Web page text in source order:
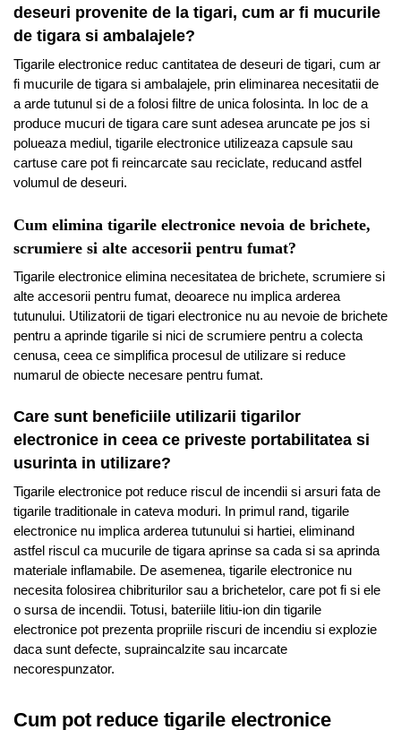
deseuri provenite de la tigari, cum ar fi mucurile
de tigara si ambalajele?
Tigarile electronice reduc cantitatea de deseuri de tigari, cum ar
fi mucurile de tigara si ambalajele, prin eliminarea necesitatii de
a arde tutunul si de a folosi filtre de unica folosinta. In loc de a
produce mucuri de tigara care sunt adesea aruncate pe jos si
polueaza mediul, tigarile electronice utilizeaza capsule sau
cartuse care pot fi reincarcate sau reciclate, reducand astfel
volumul de deseuri.
Cum elimina tigarile electronice nevoia de brichete,
scrumiere si alte accesorii pentru fumat?
Tigarile electronice elimina necesitatea de brichete, scrumiere si
alte accesorii pentru fumat, deoarece nu implica arderea
tutunului. Utilizatorii de tigari electronice nu au nevoie de brichete
pentru a aprinde tigarile si nici de scrumiere pentru a colecta
cenusa, ceea ce simplifica procesul de utilizare si reduce
numarul de obiecte necesare pentru fumat.
Care sunt beneficiile utilizarii tigarilor
electronice in ceea ce priveste portabilitatea si
usurinta in utilizare?
Tigarile electronice pot reduce riscul de incendii si arsuri fata de
tigarile traditionale in cateva moduri. In primul rand, tigarile
electronice nu implica arderea tutunului si hartiei, eliminand
astfel riscul ca mucurile de tigara aprinse sa cada si sa aprinda
materiale inflamabile. De asemenea, tigarile electronice nu
necesita folosirea chibriturilor sau a brichetelor, care pot fi si ele
o sursa de incendii. Totusi, bateriile litiu-ion din tigarile
electronice pot prezenta propriile riscuri de incendiu si explozie
daca sunt defecte, supraincalzite sau incarcate
necorespunzator.
Cum pot reduce tigarile electronice